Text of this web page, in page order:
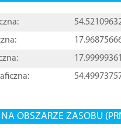
OBSZARZE ZASOBU